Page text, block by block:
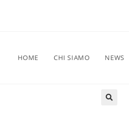
HOME CHI SIAMO NEWS